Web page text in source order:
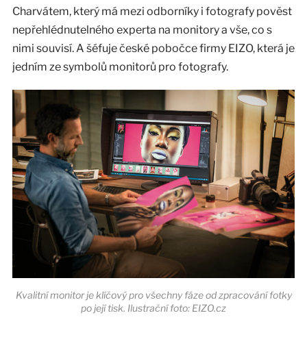
Charvátem, který má mezi odborníky i fotografy pověst
nepřehlédnutelného experta na monitory a vše, co s
nimi souvisí. A šéfuje české pobočce firmy EIZO, která je
jedním ze symbolů monitorů pro fotografy.
Kvalitní monitor je klíčový pro všechny fáze od zpracování fotky
po její tisk. Ilustrační foto: EIZO.cz